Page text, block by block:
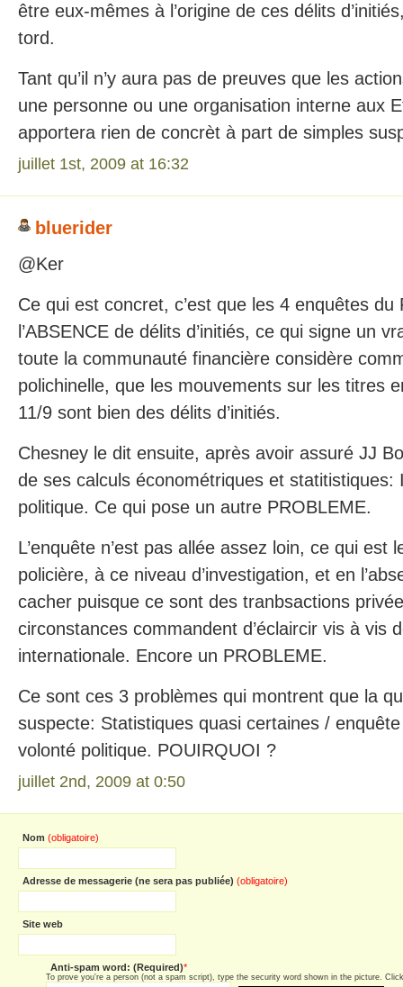
être eux-mêmes à l’origine de ces délits
tord.
Tant qu’il n’y aura pas de preuves que les
une personne ou une organisation interne aux
apportera rien de concrèt à part de simples
juillet 1st, 2009 at 16:32
bluerider
@Ker
Ce qui est concret, c’est que les 4 enquêtes du
l’ABSENCE de délits d’initiés, ce qui signe un
toute la communauté financière considère
polichinelle, que les mouvements sur les titres
11/9 sont bien des délits d’initiés.
Chesney le dit ensuite, après avoir assuré JJ
de ses calculs économétriques et statitistiques:
politique. Ce qui pose un autre PROBLEME.
L’enquête n’est pas allée assez loin, ce qui est
policière, à ce niveau d’investigation, et en
cacher puisque ce sont des tranbsactions
circonstances commandent d’éclaircir vis à vis
internationale. Encore un PROBLEME.
Ce sont ces 3 problèmes qui montrent que la
suspecte: Statistiques quasi certaines /
volonté politique. POUIRQUOI ?
juillet 2nd, 2009 at 0:50
Nom (obligatoire)
Adresse de messagerie (ne sera pas publiée) (obligatoire)
Site web
Anti-spam word: (Required)*
To prove you're a person (not a spam script), type the security word shown in the picture.